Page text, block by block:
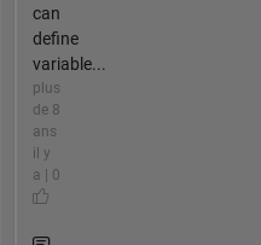
can
define
variable...
plus
de 8
ans
il y
a | 0